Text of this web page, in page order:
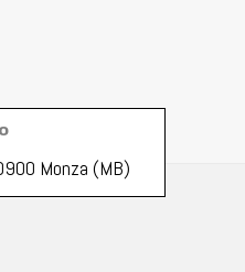
Monza (MB)